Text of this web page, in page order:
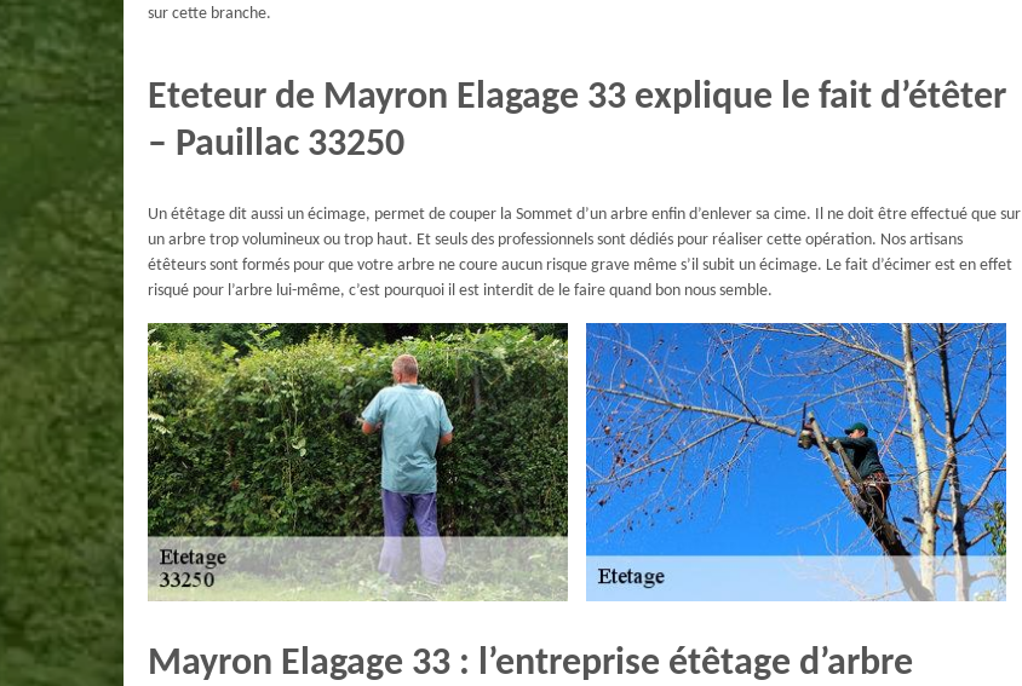
sur cette branche.
Eteteur de Mayron Elagage 33 explique le fait d’étêter
– Pauillac 33250
Un étêtage dit aussi un écimage, permet de couper la Sommet d’un arbre enfin d’enlever sa cime. Il ne doit être effectué que sur
un arbre trop volumineux ou trop haut. Et seuls des professionnels sont dédiés pour réaliser cette opération. Nos artisans
étêteurs sont formés pour que votre arbre ne coure aucun risque grave même s’il subit un écimage. Le fait d’écimer est en effet
risqué pour l’arbre lui-même, c’est pourquoi il est interdit de le faire quand bon nous semble.
Mayron Elagage 33 : l’entreprise étêtage d’arbre